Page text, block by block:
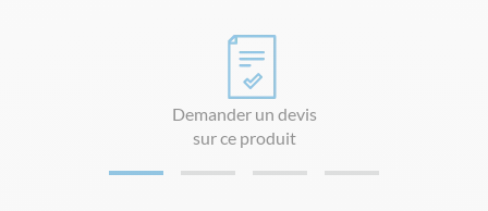
Demander un devis
sur ce produit